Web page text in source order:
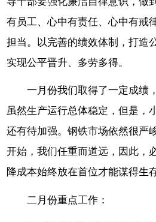
有员工、心中有责任、心中有戒
担当。以完善的绩效体制，打造
实现公平晋升、多劳多得。
一月份我们取得了一定成绩
虽然生产运行总体稳定，但是，
还有待加强。钢铁市场依然很严
开始，我们任重而道远，因此，
降成本始终放在首位才能谋得生存
二月份重点工作：